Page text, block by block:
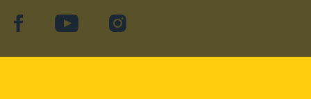
facebookYouTube Instagram